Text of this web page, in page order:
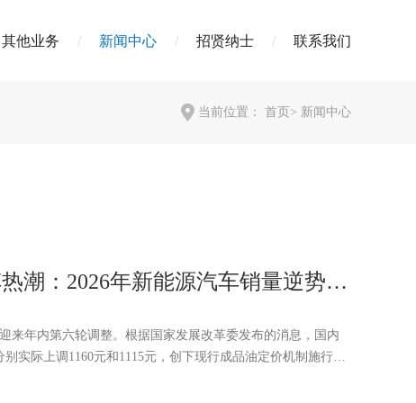
其他业务 新闻中心 招贤纳士 联系我们
当前位置： 首页 > 新闻中心
潮：2026年新能源汽车销量逆势上
来年内第六轮调整。根据国家发展改革委发布的消息，国内
实际上调1160元和1115元，创下现行成品油定价机制施行以